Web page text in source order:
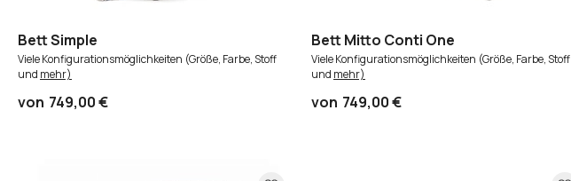
Bett Simple
Viele Konfigurationsmöglichkeiten (Größe, Farbe, Stoff
und mehr)
von 749,00 €
Bett Mitto Conti One
Viele Konfigurationsmöglichkeiten (Größe, Farbe, Stoff
und mehr)
von 749,00 €